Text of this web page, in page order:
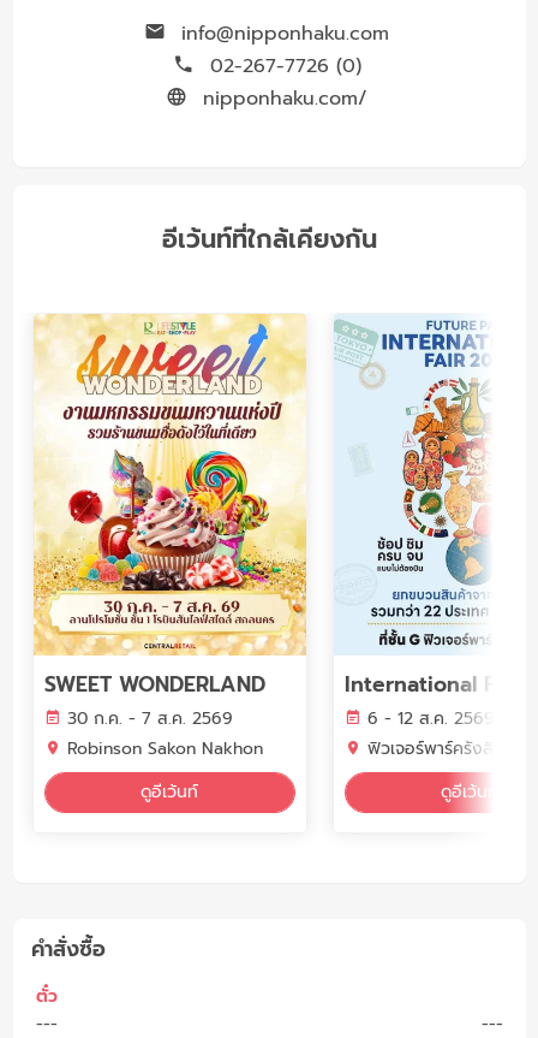
info@nipponhaku.com
02-267-7726 (0)
nipponhaku.com/
อีเว้นท์ที่ใกล้เคียงกัน
SWEET WONDERLAND
30 ก.ค. - 7 ส.ค. 2569
Robinson Sakon Nakhon
ดูอีเว้นท์
International Fair
6 - 12 ส.ค. 2569
ฟิวเจอร์พาร์ครังสิต แอ
ดูอีเว้นท์
คำสั่งซื้อ
ตั๋ว
---
---